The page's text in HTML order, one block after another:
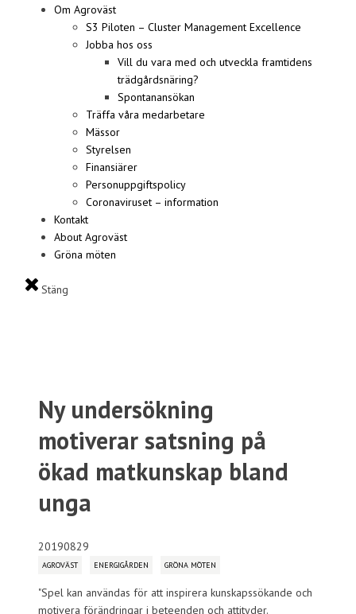
Om Agroväst
S3 Piloten – Cluster Management Excellence
Jobba hos oss
Vill du vara med och utveckla framtidens
trädgårdsnäring?
Spontanansökan
Träffa våra medarbetare
Mässor
Styrelsen
Finansiärer
Personuppgiftspolicy
Coronaviruset – information
Kontakt
About Agroväst
Gröna möten
Stäng
Ny undersökning
motiverar satsning på
ökad matkunskap bland
unga
20190829
AGROVÄST ENERGIGÅRDEN GRÖNA MÖTEN
"Spel kan användas för att inspirera kunskapssökande och
motivera förändringar i beteenden och attityder.